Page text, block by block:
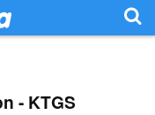
- KTGS